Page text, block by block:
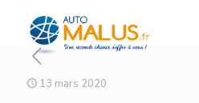
13 mars 2020